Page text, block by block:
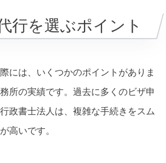
行を選ぶポイント
には、いくつかのポイントがありま
所の実績です。過去に多くのビザ申
政書士法人は、複雑な手続きをスム
高いです。